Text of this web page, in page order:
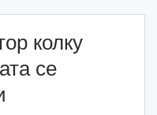
колку
се